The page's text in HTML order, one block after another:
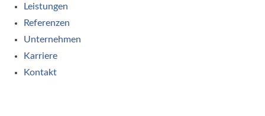
Leistungen
Referenzen
Unternehmen
Karriere
Kontakt